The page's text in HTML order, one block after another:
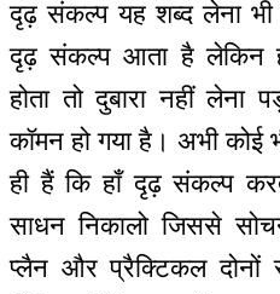
दृढ़ संकल्प यह शब्द लेना
दृढ़ संकल्प आता है लेकिन
होता तो दुबारा नहीं
कॉमन हो गया है। अभी
ही हैं कि हाँ दृढ़ संकल्प
साधन निकालो जिससे
प्लैन और प्रैक्टिकल दोनों